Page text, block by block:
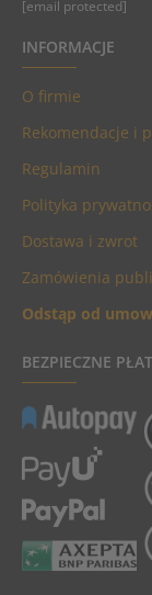
[email protected]
INFORMACJE
O firmie
Rekomendacje i
Regulamin
Polityka
Dostawa i zwrot
Zamówienia
Odstąp od
BEZPIECZNE